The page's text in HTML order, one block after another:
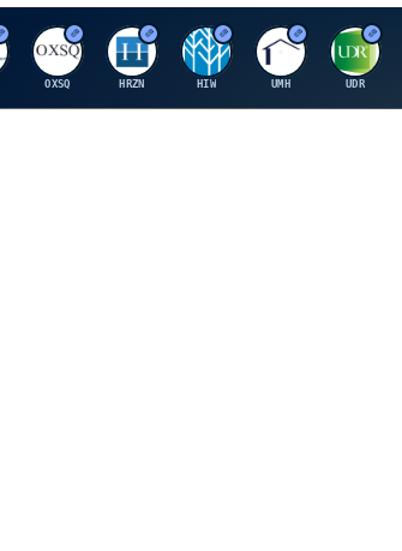
O
OXSQ
H
HRZN
H
HIW
U
UMH
U
UDR